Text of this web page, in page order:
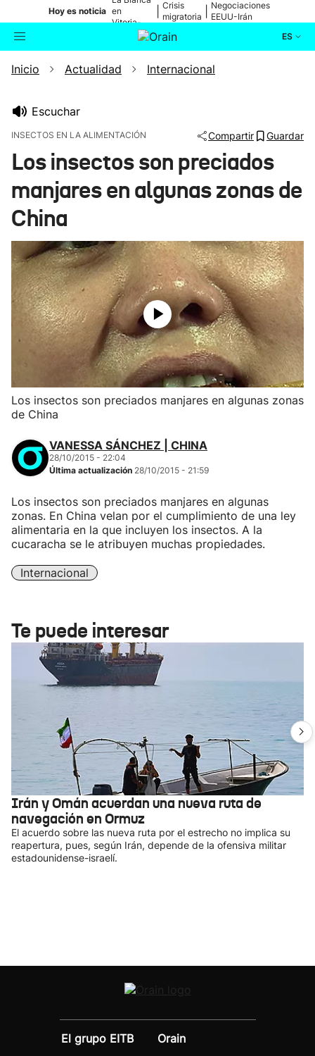
Hoy es noticia en
Vitoria-
Gasteiz
Crisis
migratoria
Negociaciones
EEUU-Irán
ES
Buscador Actualidad
Ikusmiran
Inicio Actualidad Internacional
Escuchar
INSECTOS EN LA ALIMENTACIÓN Compartir Guardar
Los insectos son preciados
manjares en algunas zonas de
China
Los insectos son preciados manjares en algunas zonas
de China
VANESSA SÁNCHEZ | CHINA
28/10/2015 - 22:04
Última actualización 28/10/2015 - 21:59
Los insectos son preciados manjares en algunas
zonas. En China velan por el cumplimiento de una ley
alimentaria en la que incluyen los insectos. A la
cucaracha se le atribuyen muchas propiedades.
Internacional
Te puede interesar
Irán y Omán acuerdan una nueva ruta de
navegación en Ormuz
El acuerdo sobre las nueva ruta por el estrecho no implica su
reapertura, pues, según Irán, depende de la ofensiva militar
estadounidense-israelí.
El grupo EITB
Orain